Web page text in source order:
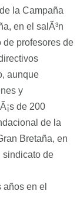
la Campaña
en el salÃ³n
profesores de
aunque
y
de 200
de la
Bretaña, en
sindicato de
en el